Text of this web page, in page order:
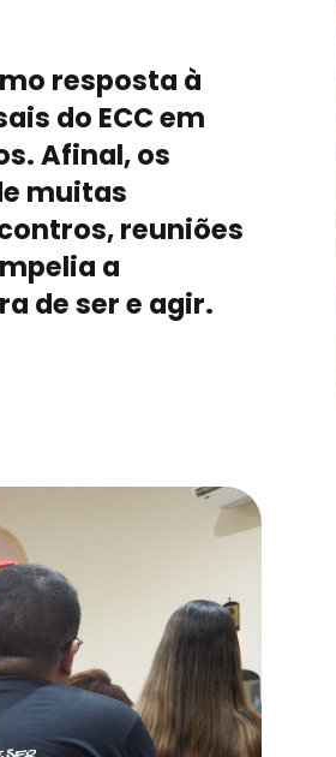
resposta à
do ECC em
Afinal, os
muitas
reuniões
a
de ser e agir.